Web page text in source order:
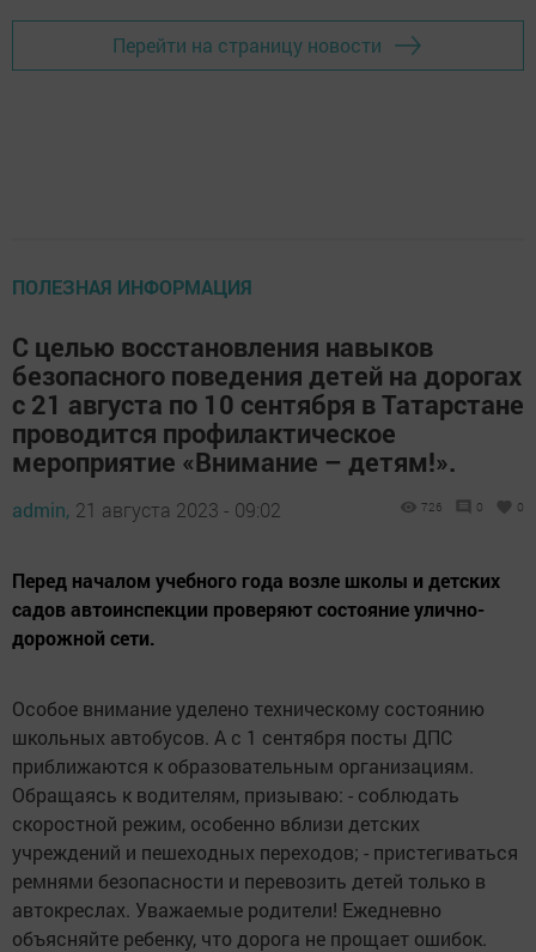
Перейти на страницу новости
ПОЛЕЗНАЯ ИНФОРМАЦИЯ
С целью восстановления навыков
безопасного поведения детей на дорогах
с 21 августа по 10 сентября в Татарстане
проводится профилактическое
мероприятие «Внимание – детям!».
admin, 21 августа 2023 - 09:02 726 0 0
Перед началом учебного года возле школы и детских
садов автоинспекции проверяют состояние улично-
дорожной сети.
Особое внимание уделено техническому состоянию
школьных автобусов. А с 1 сентября посты ДПС
приближаются к образовательным организациям.
Обращаясь к водителям, призываю: - соблюдать
скоростной режим, особенно вблизи детских
учреждений и пешеходных переходов; - пристегиваться
ремнями безопасности и перевозить детей только в
автокреслах. Уважаемые родители! Ежедневно
объясняйте ребенку, что дорога не прощает ошибок.